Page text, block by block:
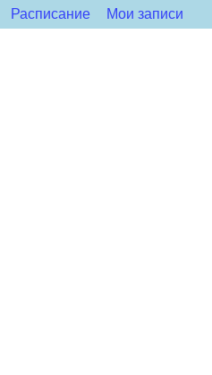
Расписание Мои записи